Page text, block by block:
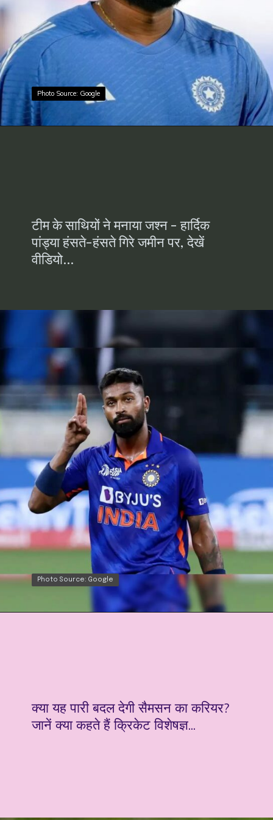
Photo Source: Google
Photo Source: Google
टीम के साथियों ने मनाया जश्न - हार्दिक
पांड्या हंसते-हंसते गिरे जमीन पर, देखें
वीडियो...
Photo Source: Google
Photo Source: Google
क्या यह पारी बदल देगी सैमसन का करियर?
जानें क्या कहते हैं क्रिकेट विशेषज्ञ...